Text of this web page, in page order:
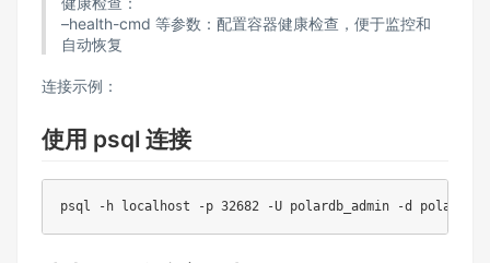
–health-cmd 等参数：配置容器健康检查，便于监控和
自动恢复
连接示例：
使用 psql 连接
psql -h localhost -p 32682 -U polardb_admin -d